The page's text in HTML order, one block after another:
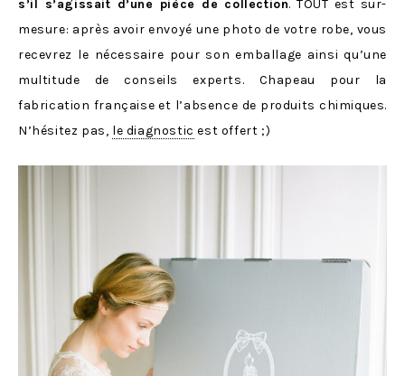
s’il s’agissait d’une pièce de collection. TOUT est sur-
mesure: après avoir envoyé une photo de votre robe, vous
recevrez le nécessaire pour son emballage ainsi qu’une
multitude de conseils experts. Chapeau pour la
fabrication française et l’absence de produits chimiques.
N’hésitez pas, le diagnostic est offert ;)